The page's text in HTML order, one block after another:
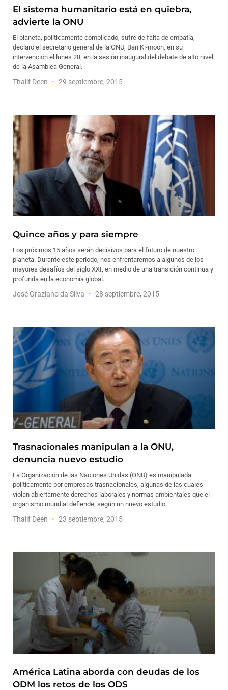
El sistema humanitario está en quiebra,
advierte la ONU
El planeta, políticamente complicado, sufre de falta de empatía,
declaró el secretario general de la ONU, Ban Ki-moon, en su
intervención el lunes 28, en la sesión inaugural del debate de alto nivel
de la Asamblea General.
Thalif Deen 29 septiembre, 2015
Quince años y para siempre
Los próximos 15 años serán decisivos para el futuro de nuestro
planeta. Durante este período, nos enfrentaremos a algunos de los
mayores desafíos del siglo XXI, en medio de una transición continua y
profunda en la economía global.
José Graziano da Silva 28 septiembre, 2015
Trasnacionales manipulan a la ONU,
denuncia nuevo estudio
La Organización de las Naciones Unidas (ONU) es manipulada
políticamente por empresas trasnacionales, algunas de las cuales
violan abiertamente derechos laborales y normas ambientales que el
organismo mundial defiende, según un nuevo estudio.
Thalif Deen 23 septiembre, 2015
América Latina aborda con deudas de los
ODM los retos de los ODS